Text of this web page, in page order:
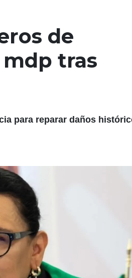
de
mdp tras
para reparar daños